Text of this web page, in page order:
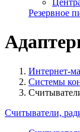
Резервное
Интернет-
Системы
Считыватели,